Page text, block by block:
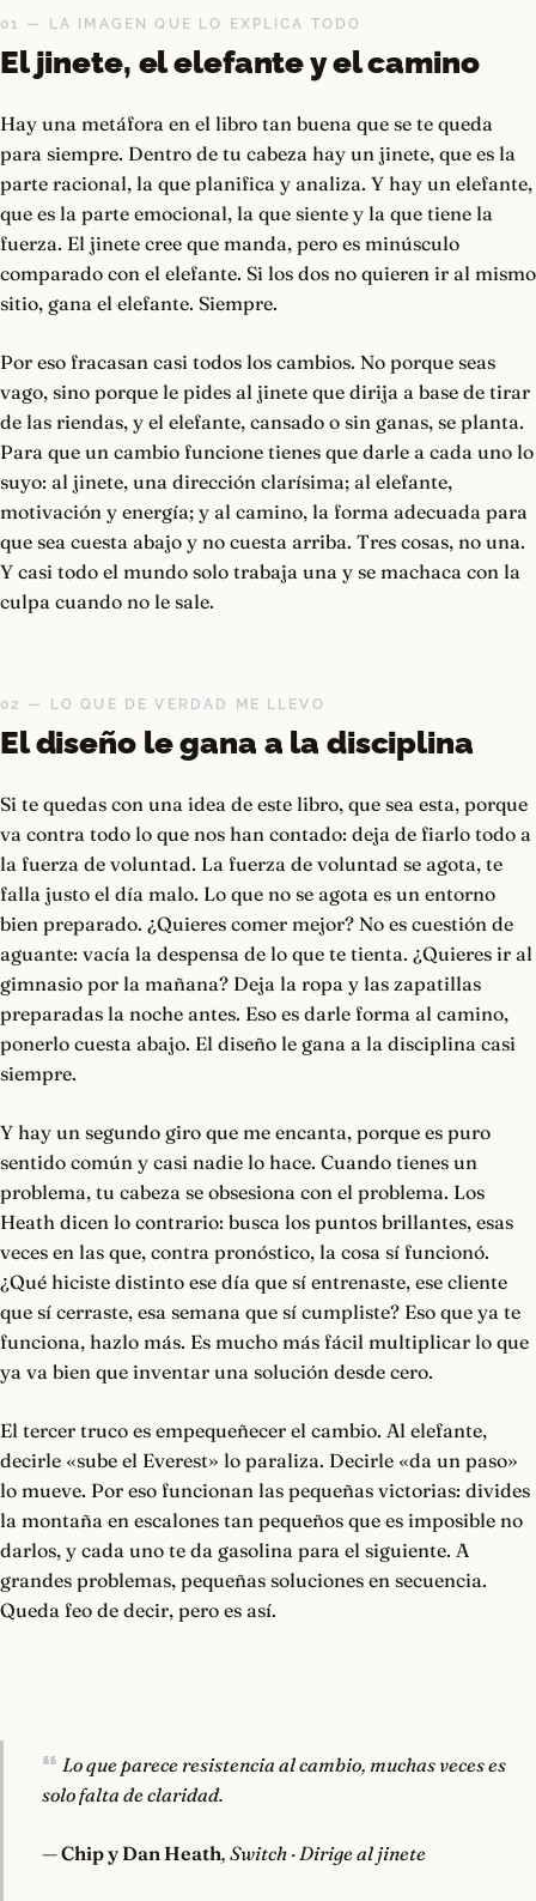
01 — LA IMAGEN QUE LO EXPLICA TODO
El jinete, el elefante y el camino
Hay una metáfora en el libro tan buena que se te queda
para siempre. Dentro de tu cabeza hay un jinete, que es la
parte racional, la que planifica y analiza. Y hay un elefante,
que es la parte emocional, la que siente y la que tiene la
fuerza. El jinete cree que manda, pero es minúsculo
comparado con el elefante. Si los dos no quieren ir al mismo
sitio, gana el elefante. Siempre.
Por eso fracasan casi todos los cambios. No porque seas
vago, sino porque le pides al jinete que dirija a base de tirar
de las riendas, y el elefante, cansado o sin ganas, se planta.
Para que un cambio funcione tienes que darle a cada uno lo
suyo: al jinete, una dirección clarísima; al elefante,
motivación y energía; y al camino, la forma adecuada para
que sea cuesta abajo y no cuesta arriba. Tres cosas, no una.
Y casi todo el mundo solo trabaja una y se machaca con la
culpa cuando no le sale.
02 — LO QUE DE VERDAD ME LLEVO
El diseño le gana a la disciplina
Si te quedas con una idea de este libro, que sea esta, porque
va contra todo lo que nos han contado: deja de fiarlo todo a
la fuerza de voluntad. La fuerza de voluntad se agota, te
falla justo el día malo. Lo que no se agota es un entorno
bien preparado. ¿Quieres comer mejor? No es cuestión de
aguante: vacía la despensa de lo que te tienta. ¿Quieres ir al
gimnasio por la mañana? Deja la ropa y las zapatillas
preparadas la noche antes. Eso es darle forma al camino,
ponerlo cuesta abajo. El diseño le gana a la disciplina casi
siempre.
Y hay un segundo giro que me encanta, porque es puro
sentido común y casi nadie lo hace. Cuando tienes un
problema, tu cabeza se obsesiona con el problema. Los
Heath dicen lo contrario: busca los puntos brillantes, esas
veces en las que, contra pronóstico, la cosa sí funcionó.
¿Qué hiciste distinto ese día que sí entrenaste, ese cliente
que sí cerraste, esa semana que sí cumpliste? Eso que ya te
funciona, hazlo más. Es mucho más fácil multiplicar lo que
ya va bien que inventar una solución desde cero.
El tercer truco es empequeñecer el cambio. Al elefante,
decirle «sube el Everest» lo paraliza. Decirle «da un paso»
lo mueve. Por eso funcionan las pequeñas victorias: divides
la montaña en escalones tan pequeños que es imposible no
darlos, y cada uno te da gasolina para el siguiente. A
grandes problemas, pequeñas soluciones en secuencia.
Queda feo de decir, pero es así.
Lo que parece resistencia al cambio, muchas veces es
solo falta de claridad.
—Chip y Dan Heath, Switch · Dirige al jinete